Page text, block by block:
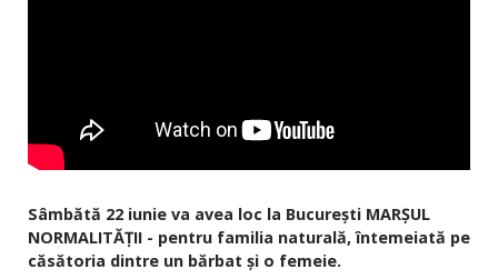
Sâmbătă 22 iunie va avea loc la București MARȘUL
NORMALITĂȚII - pentru familia naturală, întemeiată pe
căsătoria dintre un bărbat și o femeie.